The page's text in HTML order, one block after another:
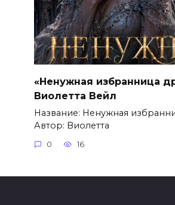
«Ненужная избранница
Виолетта Вейл
Название: Ненужная
Автор: Виолетта
0 16